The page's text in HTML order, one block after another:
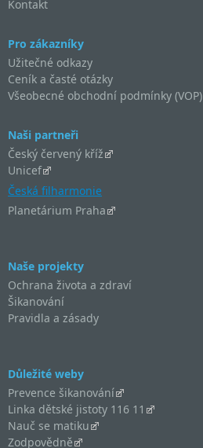
Kontakt
Pro zákazníky
Užitečné odkazy
Ceník a časté otázky
Všeobecné obchodní podmínky (VOP)
Naši partneři
Český červený kříž
Unicef
Česká filharmonie
Planetárium Praha
Naše projekty
Ochrana života a zdraví
Šikanování
Pravidla a zásady
Důležité weby
Prevence šikanování
Linka dětské jistoty 116 11
Nauč se matiku
Zodpovědně